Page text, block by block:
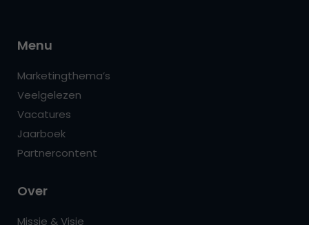
Menu
Marketingthema’s
Veelgelezen
Vacatures
Jaarboek
Partnercontent
Over
Missie & Visie